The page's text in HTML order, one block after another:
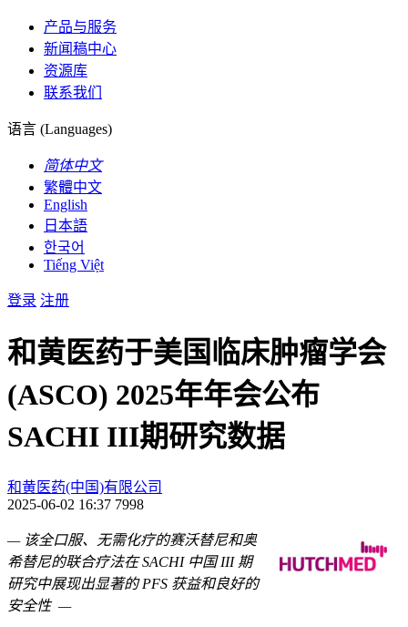
产品与服务
新闻稿中心
资源库
联系我们
语言 (Languages)
简体中文
繁體中文
English
日本語
한국어
Tiếng Việt
登录 注册
和黄医药于美国临床肿瘤学会
(ASCO) 2025年年会公布
SACHI III期研究数据
和黄医药(中国)有限公司
2025-06-02 16:37 7998
— 该全口服、无需化疗的赛沃替尼和奥
希替尼的联合疗法在 SACHI 中国 III 期
研究中展现出显著的 PFS 获益和良好的
安全性 —